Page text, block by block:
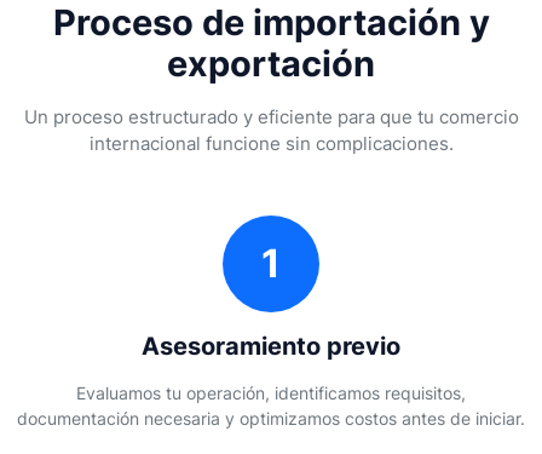
Proceso de importación y
exportación
Un proceso estructurado y eficiente para que tu comercio
internacional funcione sin complicaciones.
1
Asesoramiento previo
Evaluamos tu operación, identificamos requisitos,
documentación necesaria y optimizamos costos antes de iniciar.